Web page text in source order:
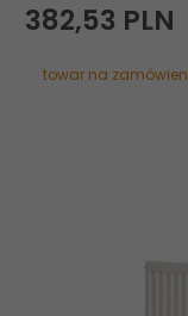
382,53 PLN
towar na